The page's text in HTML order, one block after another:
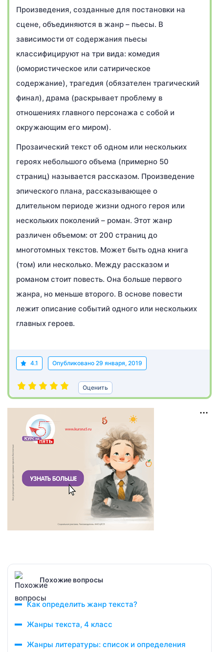
Произведения, созданные для постановки на
сцене, объединяются в жанр – пьесы. В
зависимости от содержания пьесы
классифицируют на три вида: комедия
(юмористическое или сатирическое
содержание), трагедия (обязателен трагический
финал), драма (раскрывает проблему в
отношениях главного персонажа с собой и
окружающим его миром).
Прозаический текст об одном или нескольких
героях небольшого объема (примерно 50
страниц) называется рассказом. Произведение
эпического плана, рассказывающее о
длительном периоде жизни одного героя или
нескольких поколений – роман. Этот жанр
различен объемом: от 200 страниц до
многотомных текстов. Может быть одна книга
(том) или несколько. Между рассказом и
романом стоит повесть. Она больше первого
жанра, но меньше второго. В основе повести
лежит описание событий одного или нескольких
главных героев.
4.1 Опубликовано 29 января, 2019
Оценить
Похожие вопросы
Как определить жанр текста?
Жанры текста, 4 класс
Жанры литературы: список и определения